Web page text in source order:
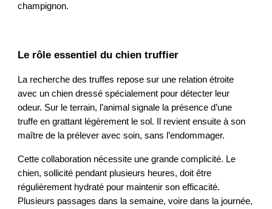
champignon.
Le rôle essentiel du chien truffier
La recherche des truffes repose sur une relation étroite
avec un chien dressé spécialement pour détecter leur
odeur. Sur le terrain, l’animal signale la présence d’une
truffe en grattant légèrement le sol. Il revient ensuite à son
maître de la prélever avec soin, sans l’endommager.
Cette collaboration nécessite une grande complicité. Le
chien, sollicité pendant plusieurs heures, doit être
régulièrement hydraté pour maintenir son efficacité.
Plusieurs passages dans la semaine, voire dans la journée,